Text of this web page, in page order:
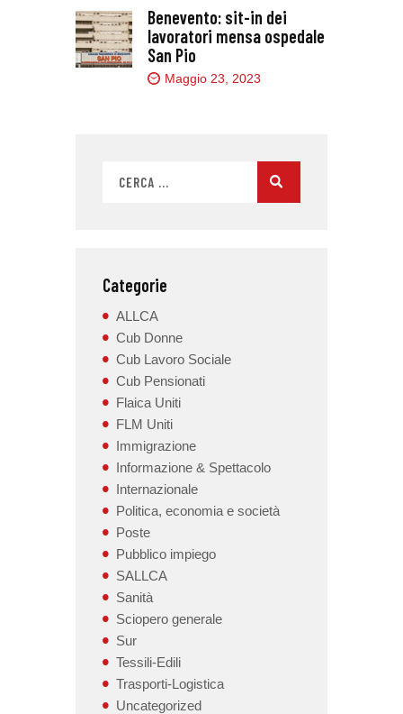
Benevento: sit-in dei
lavoratori mensa ospedale
San Pio
Maggio 23, 2023
Categorie
ALLCA
Cub Donne
Cub Lavoro Sociale
Cub Pensionati
Flaica Uniti
FLM Uniti
Immigrazione
Informazione & Spettacolo
Internazionale
Politica, economia e società
Poste
Pubblico impiego
SALLCA
Sanità
Sciopero generale
Sur
Tessili-Edili
Trasporti-Logistica
Uncategorized